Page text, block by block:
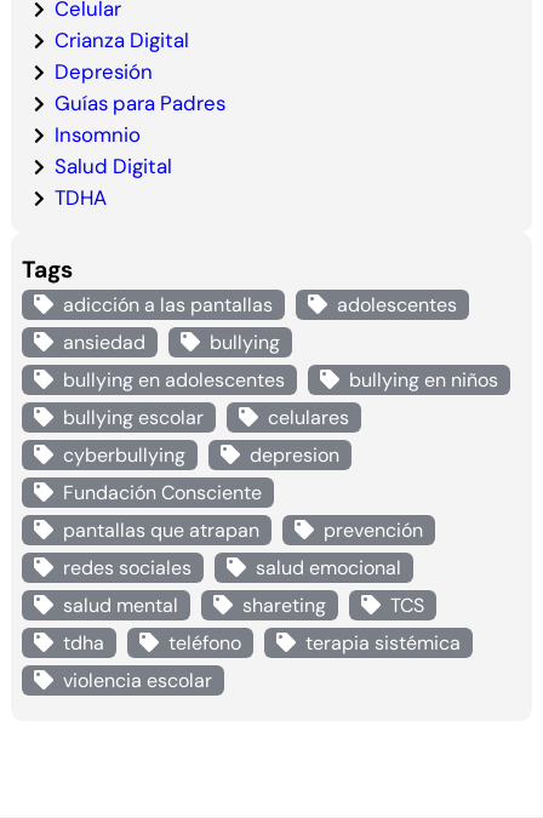
Celular
Crianza Digital
Depresión
Guías para Padres
Insomnio
Salud Digital
TDHA
Tags
adicción a las pantallas
adolescentes
ansiedad
bullying
bullying en adolescentes
bullying en niños
bullying escolar
celulares
cyberbullying
depresion
Fundación Consciente
pantallas que atrapan
prevención
redes sociales
salud emocional
salud mental
shareting
TCS
tdha
teléfono
terapia sistémica
violencia escolar